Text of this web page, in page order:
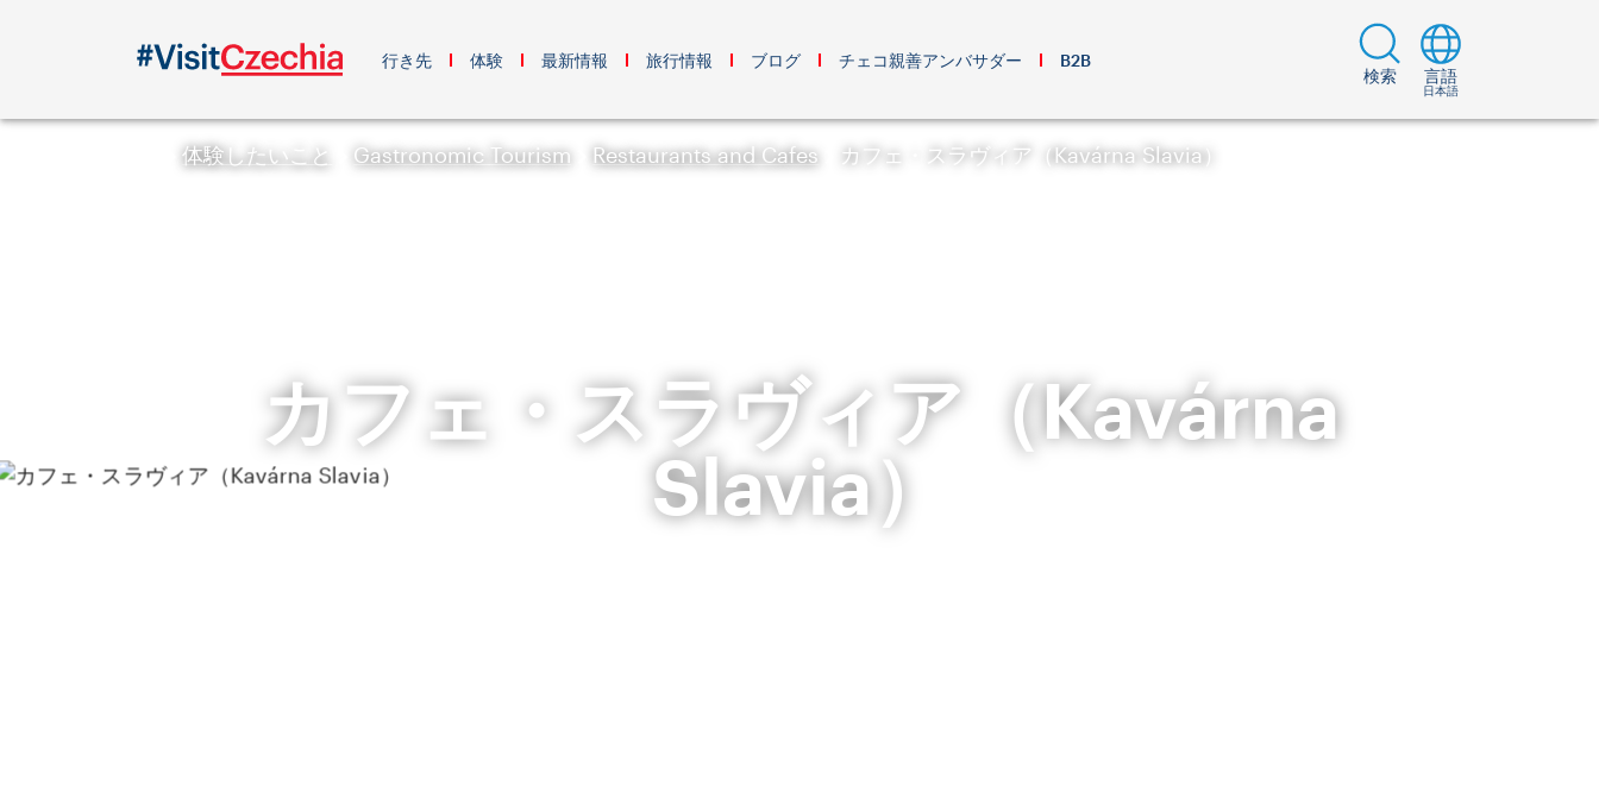
行き先 体験 最新情報 旅行情報 ブログ チェコ親善アンバサダー B2B
検索 言語
日本語
体験したいこと Gastronomic Tourism Restaurants and Cafes カフェ・スラヴィア（Kavárna Slavia）
カフェ・スラヴィア（Kavárna
Slavia）